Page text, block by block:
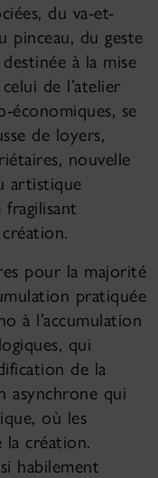
du va-et-
pinceau, du geste
à la mise
de l’atelier
économiques, se
de loyers,
nouvelle
artistique
pour la majorité
pratiquée
à l’accumulation
qui
de la
asynchrone qui
où les
la création.
habilement